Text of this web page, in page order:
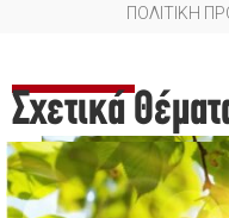
ΠΟΛΙΤΙΚΗ
Σχετικά